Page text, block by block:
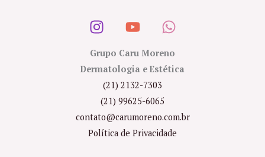
Grupo Caru Moreno
Dermatologia e Estética
(21) 2132-7303
(21) 99625-6065
contato@carumoreno.com.br
Política de Privacidade